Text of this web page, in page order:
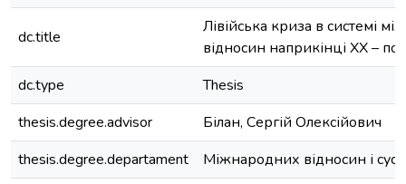
dc.title
Лівійська криза в системі
відносин наприкінці ХХ –
dc.type
Thesis
thesis.degree.advisor
Білан, Сергій Олексійович
thesis.degree.departament
Міжнародних відносин і